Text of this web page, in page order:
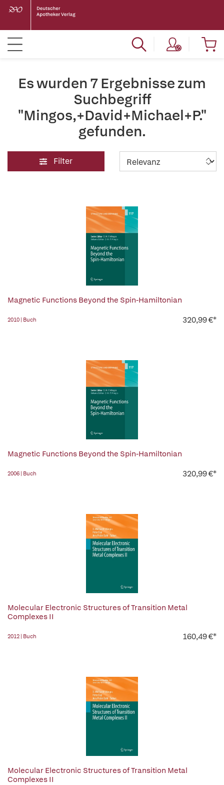
Es wurden 7 Ergebnisse zum
Suchbegriff
"Mingos,+David+Michael+P."
gefunden.
Filter
Magnetic Functions Beyond the Spin-Hamiltonian
2010 | Buch 320,99 €*
Magnetic Functions Beyond the Spin-Hamiltonian
2006 | Buch 320,99 €*
Molecular Electronic Structures of Transition Metal
Complexes II
2012 | Buch 160,49 €*
Molecular Electronic Structures of Transition Metal
Complexes II